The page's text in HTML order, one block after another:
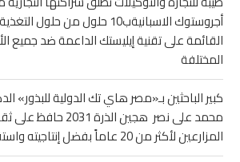
أجروستوك الاسبانيةب10 حلول من
القائمة على تقنية إيليستك الداعمة ضد جميع
المختلفة
كبير الباحثين بـ«مصر هاي تك الدولية للبذور»
محمد على نصر هجين الذرة 2031 حافظ
المزارعين لأكثر من 20 عاماً بفضل إنتاجيته واستقراره